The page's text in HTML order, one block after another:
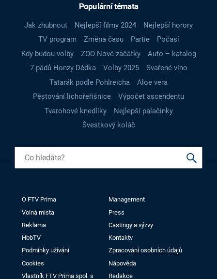
Populární témata
Jak zhubnout Nejlepší filmy 2024
Nejlepší horory
TV program
Změna času Partie
Počasí
Kdy budou volby
ZOO Nové začátky
Auto – katalog
7 pádů Honzy Dědka
Volby 2025
Svařené víno
Tatarák podle Pohlreicha
Aloe vera
Pěstování lichořeřišnice
Výpočet ascendentu
Tvarohové knedlíky
Nejlepší palačinky
Švestkový koláč
O FTV Prima
Management
Volná místa
Press
Reklama
Castingy a výzvy
HbbTV
Kontakty
Podmínky užívání
Zpracování osobních údajů
Cookies
Nápověda
Vlastník FTV Prima spol. s
Redakce